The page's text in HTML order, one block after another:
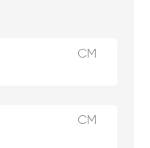
СМ
СМ